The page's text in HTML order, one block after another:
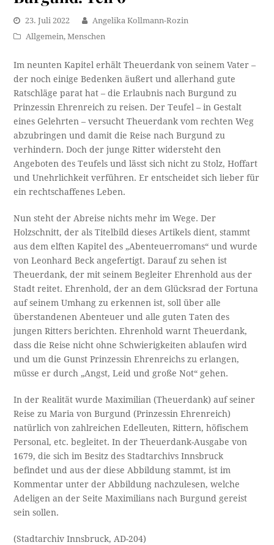
23. Juli 2022
Angelika Kollmann-Rozin
Allgemein,Menschen
Im neunten Kapitel erhält Theuerdank von seinem Vater –
der noch einige Bedenken äußert und allerhand gute
Ratschläge parat hat – die Erlaubnis nach Burgund zu
Prinzessin Ehrenreich zu reisen. Der Teufel – in Gestalt
eines Gelehrten – versucht Theuerdank vom rechten Weg
abzubringen und damit die Reise nach Burgund zu
verhindern. Doch der junge Ritter widersteht den
Angeboten des Teufels und lässt sich nicht zu Stolz, Hoffart
und Unehrlichkeit verführen. Er entscheidet sich lieber für
ein rechtschaffenes Leben.
Nun steht der Abreise nichts mehr im Wege. Der
Holzschnitt, der als Titelbild dieses Artikels dient, stammt
aus dem elften Kapitel des „Abenteuerromans“ und wurde
von Leonhard Beck angefertigt. Darauf zu sehen ist
Theuerdank, der mit seinem Begleiter Ehrenhold aus der
Stadt reitet. Ehrenhold, der an dem Glücksrad der Fortuna
auf seinem Umhang zu erkennen ist, soll über alle
überstandenen Abenteuer und alle guten Taten des
jungen Ritters berichten. Ehrenhold warnt Theuerdank,
dass die Reise nicht ohne Schwierigkeiten ablaufen wird
und um die Gunst Prinzessin Ehrenreichs zu erlangen,
müsse er durch „Angst, Leid und große Not“ gehen.
In der Realität wurde Maximilian (Theuerdank) auf seiner
Reise zu Maria von Burgund (Prinzessin Ehrenreich)
natürlich von zahlreichen Edelleuten, Rittern, höfischem
Personal, etc. begleitet. In der Theuerdank-Ausgabe von
1679, die sich im Besitz des Stadtarchivs Innsbruck
befindet und aus der diese Abbildung stammt, ist im
Kommentar unter der Abbildung nachzulesen, welche
Adeligen an der Seite Maximilians nach Burgund gereist
sein sollen.
(Stadtarchiv Innsbruck, AD-204)